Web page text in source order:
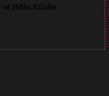
(Mẫu #2).doc